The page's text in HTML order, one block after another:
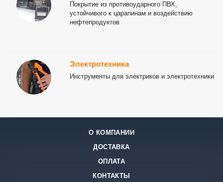
Покрытие из противоударного ПВХ,
устойчивого к царапинам и воздействию
нефтепродуктов
Электротехника
Инструменты для электриков и электротехники
О КОМПАНИИ
ДОСТАВКА
ОПЛАТА
КОНТАКТЫ